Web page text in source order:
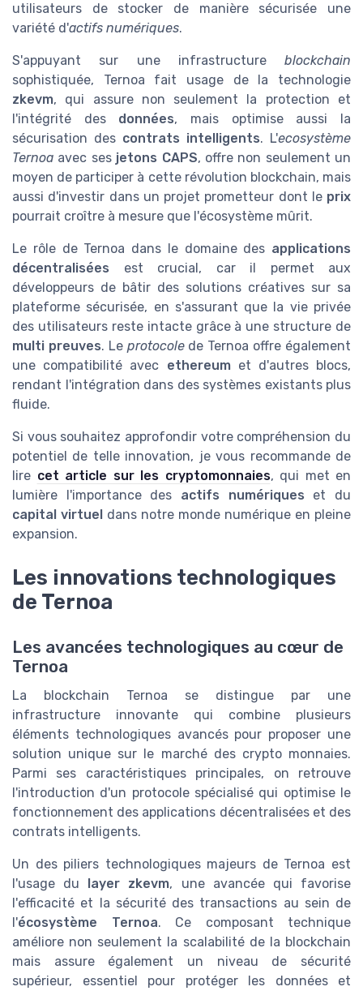
utilisateurs de stocker de manière sécurisée une
variété d'actifs numériques.
S'appuyant sur une infrastructure blockchain
sophistiquée, Ternoa fait usage de la technologie
zkevm, qui assure non seulement la protection et
l'intégrité des données, mais optimise aussi la
sécurisation des contrats intelligents. L'ecosystème
Ternoa avec ses jetons CAPS, offre non seulement un
moyen de participer à cette révolution blockchain, mais
aussi d'investir dans un projet prometteur dont le prix
pourrait croître à mesure que l'écosystème mûrit.
Le rôle de Ternoa dans le domaine des applications
décentralisées est crucial, car il permet aux
développeurs de bâtir des solutions créatives sur sa
plateforme sécurisée, en s'assurant que la vie privée
des utilisateurs reste intacte grâce à une structure de
multi preuves. Le protocolede Ternoa offre également
une compatibilité avec ethereumet d'autres blocs,
rendant l'intégration dans des systèmes existants plus
fluide.
Si vous souhaitez approfondir votre compréhension du
potentiel de telle innovation, je vous recommande de
lire cet article sur les cryptomonnaies, qui met en
lumière l'importance des actifs numériques et du
capital virtuel dans notre monde numérique en pleine
expansion.
Les innovations technologiques
de Ternoa
Les avancées technologiques au cœur de
Ternoa
La blockchain Ternoa se distingue par une
infrastructure innovante qui combine plusieurs
éléments technologiques avancés pour proposer une
solution unique sur le marché des crypto monnaies.
Parmi ses caractéristiques principales, on retrouve
l'introduction d'un protocole spécialisé qui optimise le
fonctionnement des applications décentralisées et des
contrats intelligents.
Un des piliers technologiques majeurs de Ternoa est
l'usage du
layer zkevm, une avancée qui favorise
l'efficacité et la sécurité des transactions au sein de
l'écosystème Ternoa. Ce composant technique
améliore non seulement la scalabilité de la blockchain
mais assure également un niveau de sécurité
supérieur, essentiel pour protéger les données et